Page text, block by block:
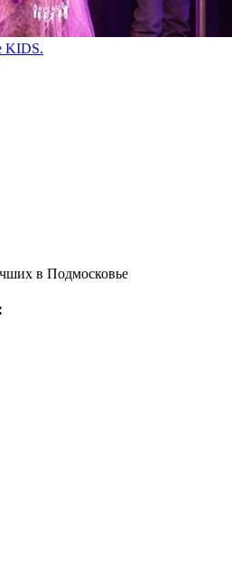
KIDS.
в Подмосковье